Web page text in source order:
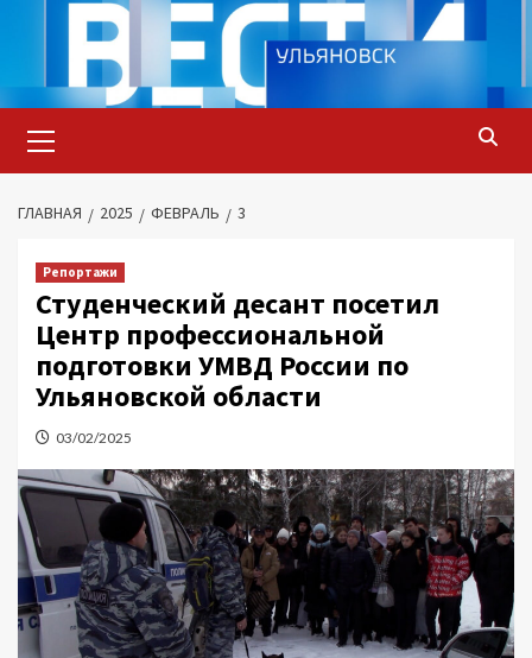
содержимому
меню
ГЛАВНАЯ 2025 ФЕВРАЛЬ 3
Репортажи
Студенческий десант посетил
Центр профессиональной
подготовки УМВД России по
Ульяновской области
03/02/2025